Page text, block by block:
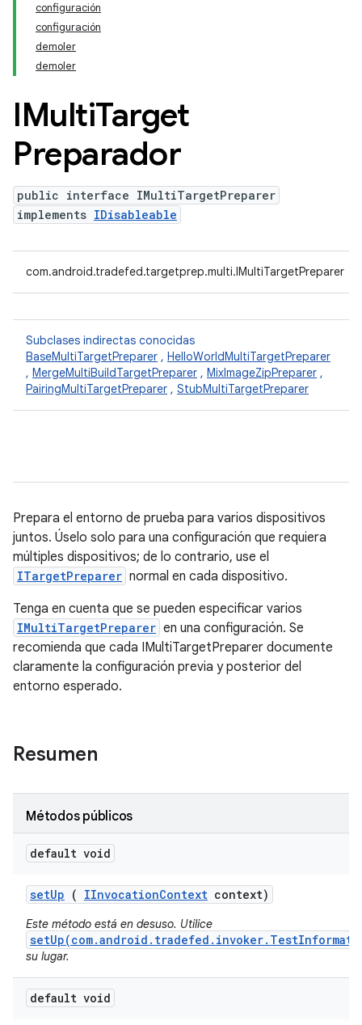
configuración
configuración
demoler
demoler
IMultiTarget
Preparador
public interface IMultiTargetPreparer
implements IDisableable
com.android.tradefed.targetprep.multi.IMultiTargetPreparer
Subclases indirectas conocidas
BaseMultiTargetPreparer , HelloWorldMultiTargetPreparer
, MergeMultiBuildTargetPreparer , MixImageZipPreparer ,
PairingMultiTargetPreparer , StubMultiTargetPreparer
Prepara el entorno de prueba para varios dispositivos
juntos. Úselo solo para una configuración que requiera
múltiples dispositivos; de lo contrario, use el
ITargetPreparer normal en cada dispositivo.
Tenga en cuenta que se pueden especificar varios
IMultiTargetPreparer en una configuración. Se
recomienda que cada IMultiTargetPreparer documente
claramente la configuración previa y posterior del
entorno esperado.
Resumen
Métodos públicos
default void
setUp ( IInvocationContext context)
Este método está en desuso. Utilice
su lugar.
default void